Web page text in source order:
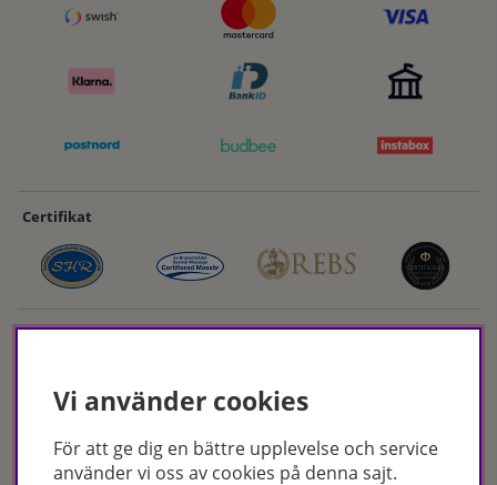
Certifikat
Hudoteket erbjuder ett noga utvalt sortiment inom hudvård, hårvård och
makeup – både online och i butik. Med över 50 års erfarenhet och
Vi använder cookies
För att ge dig en bättre upplevelse och service
använder vi oss av cookies på denna sajt.